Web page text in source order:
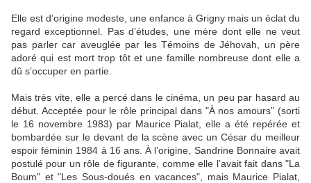
Elle est d’origine modeste, une enfance à Grigny mais un éclat du
regard exceptionnel. Pas d’études, une mère dont elle ne veut
pas parler car aveuglée par les Témoins de Jéhovah, un père
adoré qui est mort trop tôt et une famille nombreuse dont elle a
dû s’occuper en partie.
Mais très vite, elle a percé dans le cinéma, un peu par hasard au
début. Acceptée pour le rôle principal dans "À nos amours" (sorti
le 16 novembre 1983) par Maurice Pialat, elle a été repérée et
bombardée sur le devant de la scène avec un César du meilleur
espoir féminin 1984 à 16 ans. À l’origine, Sandrine Bonnaire avait
postulé pour un rôle de figurante, comme elle l’avait fait dans "La
Boum" et "Les Sous-doués en vacances", mais Maurice Pialat,